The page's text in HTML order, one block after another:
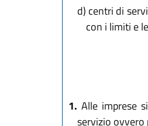
d) centri di
con i limiti e
1. Alle imprese
servizio